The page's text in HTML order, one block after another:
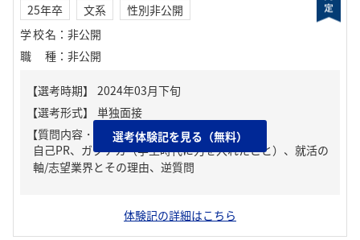
25年卒 文系
性別非公開
学校名 ： 非公開
職種 ： 非公開
【質問内容・課題】
自己PR、ガクチカ（学生時代に力を入れたこと）、就活の
軸/志望業界とその理由、逆質問
選考体験記を見る（無料）
体験記の詳細はこちら